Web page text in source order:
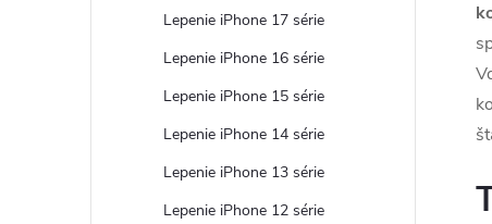
Lepenie iPhone 17 série
Lepenie iPhone 16 série
Lepenie iPhone 15 série
Lepenie iPhone 14 série
Lepenie iPhone 13 série
Lepenie iPhone 12 série